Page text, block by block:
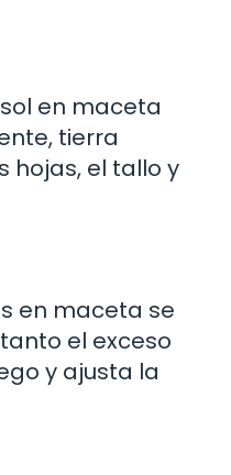
en maceta
tierra
hojas, el tallo y
en maceta se
el exceso
y ajusta la